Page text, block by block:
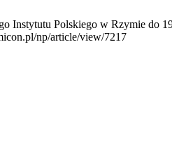
Instytutu Polskiego w Rzymie do
np/article/view/7217